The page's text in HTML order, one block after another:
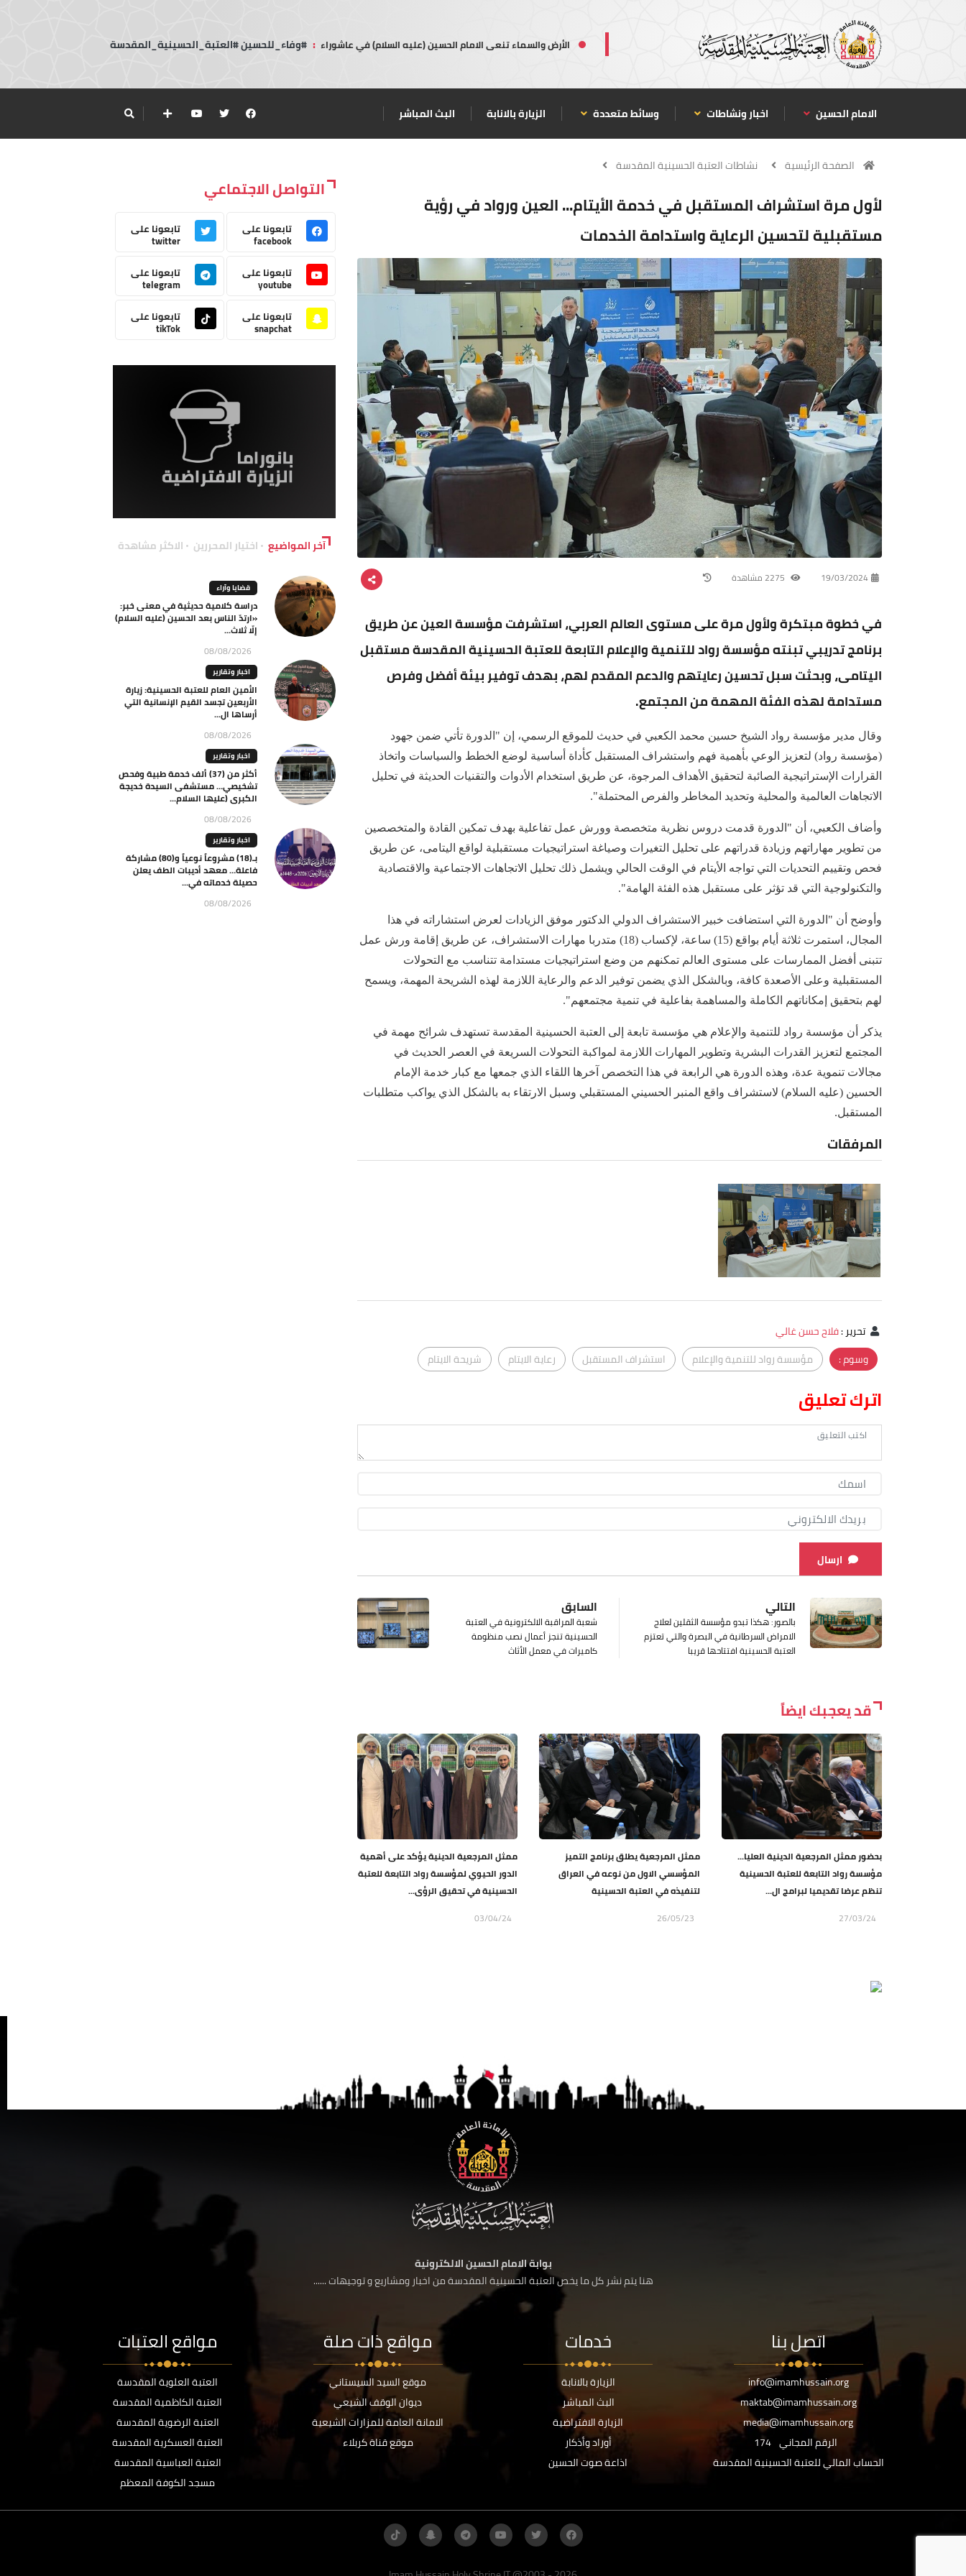
الأرض والسماء تنعى الامام الحسين (عليه السلام) في عاشوراء : #وفاء_للحسين #العتبة_الحسينية_المقدسة
الامام الحسين اخبار ونشاطات وسائط متعددة الزيارة بالانابة البث المباشر
الصفحة الرئيسية نشاطات العتبة الحسينية المقدسة
لأول مرة استشراف المستقبل في خدمة الأيتام... العين ورواد في رؤية
مستقبلية لتحسين الرعاية واستدامة الخدمات
19/03/2024
في خطوة مبتكرة ولأول مرة على مستوى العالم العربي، استشرفت مؤسسة العين عن طريق
برنامج تدريبي تبنته مؤسسة رواد للتنمية والإعلام التابعة للعتبة الحسينية المقدسة مستقبل
اليتامى، وبحثت سبل تحسين رعايتهم والدعم المقدم لهم، بهدف توفير بيئة أفضل وفرص
مستدامة لهذه الفئة المهمة من المجتمع.
وقال مدير مؤسسة رواد الشيخ حسين محمد الكعبي في حديث للموقع الرسمي، إن "الدورة تأتي ضمن جهود
(مؤسسة رواد) لتعزيز الوعي بأهمية فهم واستشراف المستقبل كأداة أساسية لوضع الخطط والسياسات واتخاذ
القرارات الإستراتيجية الصائبة لتحقيق الأهداف المرجوة، عن طريق استخدام الأدوات والتقنيات الحديثة في تحليل
الاتجاهات العالمية والمحلية وتحديد المخاطر والفرص المحتملة".
وأضاف الكعبي، أن "الدورة قدمت دروس نظرية متخصصة وورش عمل تفاعلية بهدف تمكين القادة والمتخصصين
من تطوير مهاراتهم وزيادة قدراتهم على تحليل التغيرات وصياغة استراتيجيات مستقبلية لواقع اليتامى، عن طريق
فحص وتقييم التحديات التي تواجه الأيتام في الوقت الحالي ويشمل ذلك تحليل الاتجاهات الاجتماعية والاقتصادية
والتكنولوجية التي قد تؤثر على مستقبل هذه الفئة الهامة".
وأوضح أن "الدورة التي استضافت خبير الاستشراف الدولي الدكتور موفق الزيادات لعرض استشاراته في هذا
المجال، استمرت ثلاثة أيام بواقع (15) ساعة، لإكساب (18) متدربا مهارات الاستشراف، عن طريق إقامة ورش عمل
تتبنى أفضل الممارسات على مستوى العالم تمكنهم من وضع استراتيجيات مستدامة تتناسب مع التحولات
المستقبلية وعلى الأصعدة كافة، وبالشكل الذي يضمن توفير الدعم والرعاية اللازمة لهذه الشريحة المهمة، ويسمح
لهم بتحقيق إمكاناتهم الكاملة والمساهمة بفاعلية في تنمية مجتمعهم".
يذكر أن مؤسسة رواد للتنمية والإعلام هي مؤسسة تابعة إلى العتبة الحسينية المقدسة تستهدف شرائح مهمة في
المجتمع لتعزيز القدرات البشرية وتطوير المهارات اللازمة لمواكبة التحولات السريعة في العصر الحديث في
مجالات تنموية عدة، وهذه الدورة هي الرابعة في هذا التخصص آخرها اللقاء الذي جمعها مع كبار خدمة الإمام
الحسين (عليه السلام) لاستشراف واقع المنبر الحسيني المستقبلي وسبل الارتقاء به بالشكل الذي يواكب متطلبات
المستقبل.
المرفقات
تحرير:فلاح حسن غالي
وسوم :
مؤسسة رواد للتنمية والإعلام استشراف المستقبل رعاية الايتام شريحة الايتام
اترك تعليق
ارسال
السابق
شعبة المراقبة الالكترونية في العتبة
الحسينية تنجز أعمال نصب منظومة
كاميرات في معمل الأثاث
التالي
بالصور: هكذا تبدو مؤسسة الثقلين لعلاج
الامراض السرطانية في البصرة والتي تعتزم
العتبة الحسينية افتتاحها قريبا
قد يعجبك ايضاً
بحضور ممثل المرجعية الدينية العليا...
مؤسسة رواد التابعة للعتبة الحسينية
تنظم عرضا تقديميا لبرامج ال...
27/03/24
ممثل المرجعية يطلق برنامج التميز
المؤسسي الاول من نوعه في العراق
لتنفيذه في العتبة الحسينية
26/05/23
ممثل المرجعية الدينية يؤكد على أهمية
الدور الحيوي لمؤسسة رواد التابعة للعتبة
الحسينية في تحقيق الرؤى...
03/04/24
التواصل الاجتماعي
تابعونا على
facebook
تابعونا على
twitter
تابعونا على
youtube
تابعونا على
telegram
تابعونا على
snapchat
تابعونا على
tikTok
آخر المواضيع اختيار المحررين الاكثر مشاهدة
قضايا وآراء
دراسة كلامية حديثية في معنى خبر:
«ارتدّ الناس بعد الحسين (عليه السلام)
إلّا ثلاث...
08/08/2026
اخبار وتقارير
الأمين العام للعتبة الحسينية: زيارة
الأربعين تجسد القيم الإنسانية التي
أرساها ال...
08/08/2026
اخبار وتقارير
أكثر من (37) ألف خدمة طبية وفحص
تشخيصي… مستشفى السيدة خديجة
الكبرى (عليها السلام...
08/08/2026
اخبار وتقارير
بـ(18) مشروعاً نوعياً و(80) مشاركة
فاعلة… معهد أديبات الطف يعلن
حصيلة خدماته في...
08/08/2026
بوابة الامام الحسين الالكترونية
هنا يتم نشر كل ما يخص العتبة الحسينية المقدسة من اخبار ومشاريع و توجيهات ......
اتصل بنا
info@imamhussain.org
maktab@imamhussain.org
media@imamhussain.org
الرقم المجاني 174
الحساب المالي للعتبة الحسينية المقدسة
خدمات
الزيارة بالانابة
البث المباشر
الزيارة الافتراضية
أوراد وأذكار
اذاعة صوت الحسين
مواقع ذات صلة
موقع السيد السيستاني
ديوان الوقف الشيعي
الامانة العامة للمزارات الشيعية
موقع قناة كربلاء
مواقع العتبات
العتبة العلوية المقدسة
العتبة الكاظمية المقدسة
العتبة الرضوية المقدسة
العتبة العسكرية المقدسة
العتبة العباسية المقدسة
مسجد الكوفة المعظم